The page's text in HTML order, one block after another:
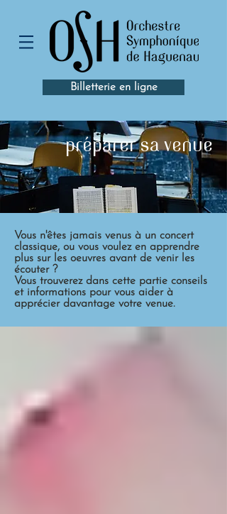
Billetterie en ligne
préparer sa venue
Vous n'êtes jamais venus à un concert
classique, ou vous voulez en apprendre
plus sur les oeuvres avant de venir les
écouter ?
Vous trouverez dans cette partie conseils
et informations pour vous aider à
apprécier davantage votre venue.